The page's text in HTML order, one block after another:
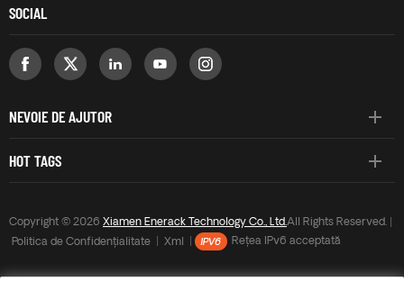
SOCIAL
NEVOIE DE AJUTOR
HOT TAGS
Copyright © 2026 Xiamen Enerack Technology Co., Ltd.All Rights Reserved. |
Politica de Confidențialitate
Xml Rețea IPv6 acceptată